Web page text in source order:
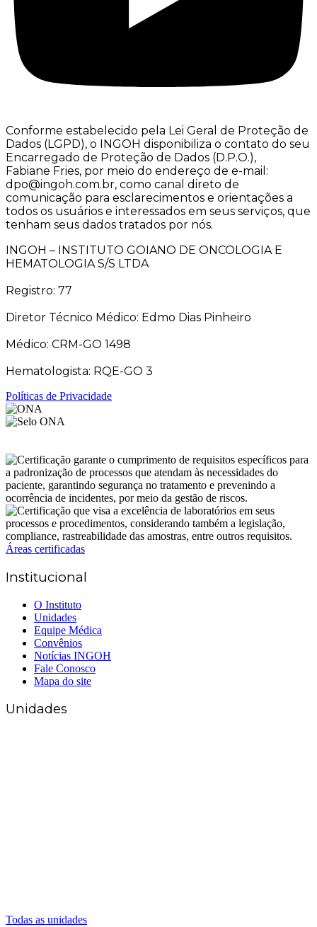
Conforme estabelecido pela Lei Geral de Proteção de
Dados (LGPD), o INGOH disponibiliza o contato do seu
Encarregado de Proteção de Dados (D.P.O.),
Fabiane Fries, por meio do endereço de e-mail:
dpo@ingoh.com.br, como canal direto de
comunicação para esclarecimentos e orientações a
todos os usuários e interessados em seus serviços, que
tenham seus dados tratados por nós.
INGOH – INSTITUTO GOIANO DE ONCOLOGIA E
HEMATOLOGIA S/S LTDA
Registro: 77
Diretor Técnico Médico: Edmo Dias Pinheiro
Médico: CRM-GO 1498
Hematologista: RQE-GO 3
Políticas de Privacidade
Áreas certificadas
Institucional
O Instituto
Unidades
Equipe Médica
Convênios
Notícias INGOH
Fale Conosco
Mapa do site
Unidades
Todas as unidades